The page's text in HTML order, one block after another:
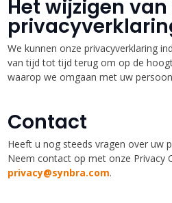
Het wijzigen van
We kunnen onze privacyverklaring
van tijd tot tijd terug om op de
waarop we omgaan met uw
Contact
Heeft u nog steeds vragen over uw
Neem contact op met onze Privacy
privacy@synbra.com.